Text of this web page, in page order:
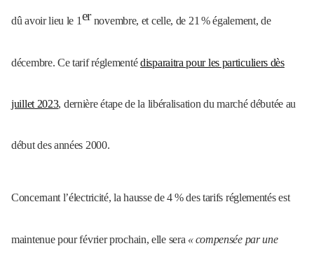
dû avoir lieu le 1er novembre, et celle, de 21 % également, de
décembre. Ce tarif réglementédisparaitra pour les particuliers dès
juillet 2023, dernière étape de la libéralisation du marché débutée au
début des années 2000.
Concernant l’électricité, la hausse de 4% des tarifs réglementés est
maintenue pour février prochain, elle sera «compensée par une